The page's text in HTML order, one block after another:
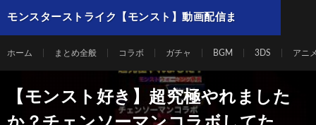
モンスターストライク【モンスト】動画配信ま
ホーム まとめ全般 コラボ ガチャ BGM 3DS アニ
【モンスト好き】超究極やれました